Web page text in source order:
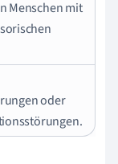
Menschen mit
oder